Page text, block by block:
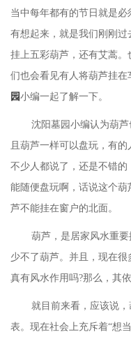
当中每年都有的节日就是
有想起来，就是我们刚刚过
挂上五彩葫芦，还有艾蒿
们也会看见有人将葫芦挂
园小编一起了解一下。
沈阳墓园 小编认为葫
且葫芦一样可以盘玩，有
不少人都说了，还是不错
能随便盘玩啊，话说这个
芦不能挂在窗户的北面。
葫芦，是居家风水重
少不了葫芦。并且，现在
真有风水作用吗?那么，其
就目前来看，应该说
表。现在社会上充斥着“想